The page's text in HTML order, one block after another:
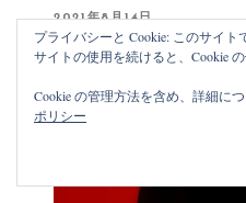
P
O
S
T
O
N
2021年8月14日
プライバシーと Cookie: このサイ
サイトの使用を続けると、Cookie
Cookie の管理方法を含め、詳細に
ポリシー